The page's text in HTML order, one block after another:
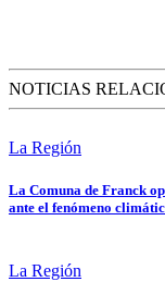
NOTICIAS
La Región
La Comuna de Franck
ante el fenómeno
La Región